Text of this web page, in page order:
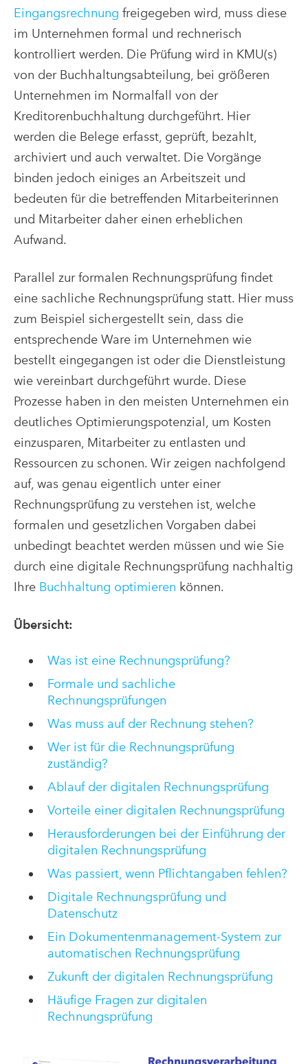
Eingangsrechnung freigegeben wird, muss diese
im Unternehmen formal und rechnerisch
kontrolliert werden. Die Prüfung wird in KMU(s)
von der Buchhaltungsabteilung, bei größeren
Unternehmen im Normalfall von der
Kreditorenbuchhaltung durchgeführt. Hier
werden die Belege erfasst, geprüft, bezahlt,
archiviert und auch verwaltet. Die Vorgänge
binden jedoch einiges an Arbeitszeit und
bedeuten für die betreffenden Mitarbeiterinnen
und Mitarbeiter daher einen erheblichen
Aufwand.
Parallel zur formalen Rechnungsprüfung findet
eine sachliche Rechnungsprüfung statt. Hier muss
zum Beispiel sichergestellt sein, dass die
entsprechende Ware im Unternehmen wie
bestellt eingegangen ist oder die Dienstleistung
wie vereinbart durchgeführt wurde. Diese
Prozesse haben in den meisten Unternehmen ein
deutliches Optimierungspotenzial, um Kosten
einzusparen, Mitarbeiter zu entlasten und
Ressourcen zu schonen. Wir zeigen nachfolgend
auf, was genau eigentlich unter einer
Rechnungsprüfung zu verstehen ist, welche
formalen und gesetzlichen Vorgaben dabei
unbedingt beachtet werden müssen und wie Sie
durch eine digitale Rechnungsprüfung nachhaltig
Ihre Buchhaltung optimieren können.
Übersicht:
Was ist eine Rechnungsprüfung?
Formale und sachliche
Rechnungsprüfungen
Was muss auf der Rechnung stehen?
Wer ist für die Rechnungsprüfung
zuständig?
Ablauf der digitalen Rechnungsprüfung
Vorteile einer digitalen Rechnungsprüfung
Herausforderungen bei der Einführung der
digitalen Rechnungsprüfung
Was passiert, wenn Pflichtangaben fehlen?
Digitale Rechnungsprüfung und
Datenschutz
Ein Dokumentenmanagement-System zur
automatischen Rechnungsprüfung
Zukunft der digitalen Rechnungsprüfung
Häufige Fragen zur digitalen
Rechnungsprüfung